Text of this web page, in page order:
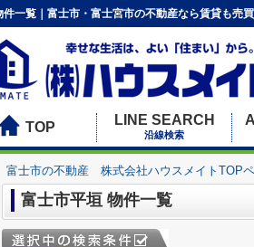
件一覧｜富士市・富士宮市の不動産なら賃貸も売
TOP LINE SEARCH
沿線検索
富士市の不動産 株式会社ハウスメイトTOP
富士市平垣 物件一覧